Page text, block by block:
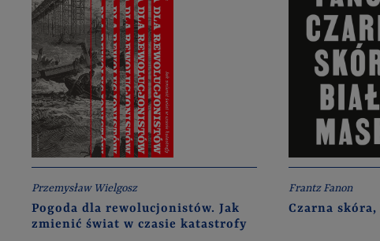
Przemysław Wielgosz
Pogoda dla rewolucjonistów. Jak
zmienić świat w czasie katastrofy
Frantz Fanon
Czarna skóra,